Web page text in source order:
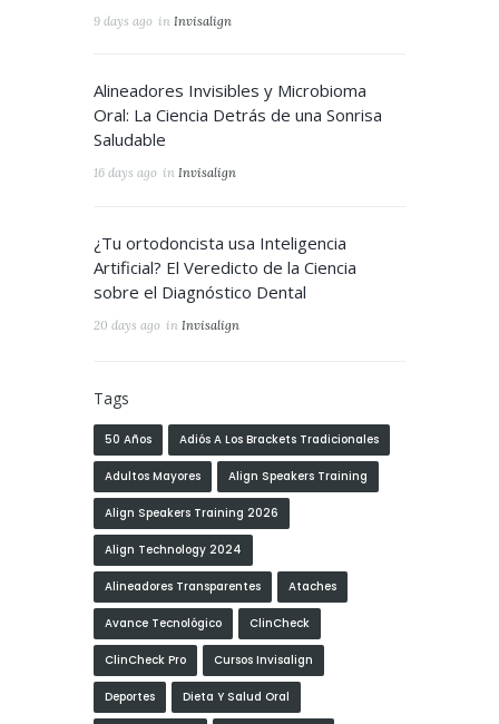
9 days ago in Invisalign
Alineadores Invisibles y Microbioma
Oral: La Ciencia Detrás de una Sonrisa
Saludable
16 days ago in Invisalign
¿Tu ortodoncista usa Inteligencia
Artificial? El Veredicto de la Ciencia
sobre el Diagnóstico Dental
20 days ago in Invisalign
Tags
50 Años Adiós A Los Brackets Tradicionales
Adultos Mayores Align Speakers Training
Align Speakers Training 2026
Align Technology 2024
Alineadores Transparentes Ataches
Avance Tecnológico ClinCheck
ClinCheck Pro Cursos Invisalign
Deportes Dieta Y Salud Oral